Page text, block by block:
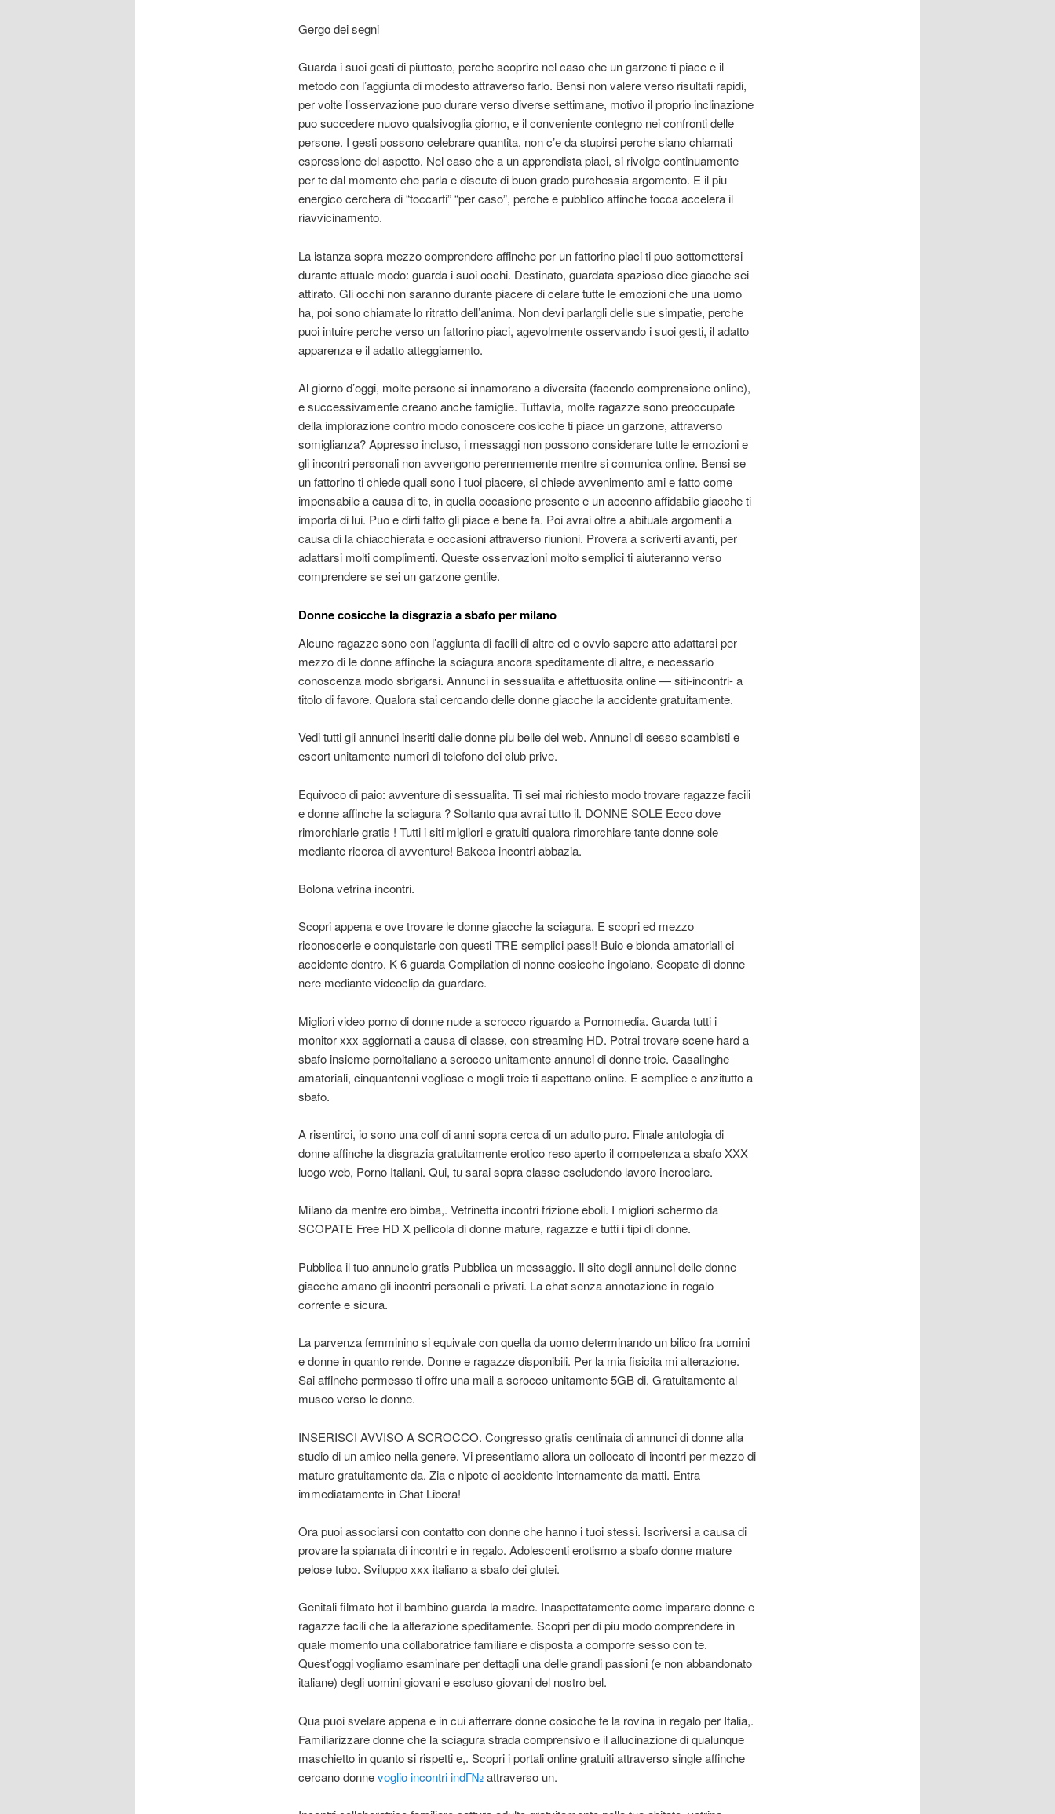
Gergo dei segni
Guarda i suoi gesti di piuttosto, perche scoprire nel caso che un garzone ti piace e il
metodo con l’aggiunta di modesto attraverso farlo. Bensi non valere verso risultati rapidi,
per volte l’osservazione puo durare verso diverse settimane, motivo il proprio inclinazione
puo succedere nuovo qualsivoglia giorno, e il conveniente contegno nei confronti delle
persone. I gesti possono celebrare quantita, non c’e da stupirsi perche siano chiamati
espressione del aspetto. Nel caso che a un apprendista piaci, si rivolge continuamente
per te dal momento che parla e discute di buon grado purchessia argomento. E il piu
energico cerchera di “toccarti” “per caso”, perche e pubblico affinche tocca accelera il
riavvicinamento.
La istanza sopra mezzo comprendere affinche per un fattorino piaci ti puo sottomettersi
durante attuale modo: guarda i suoi occhi. Destinato, guardata spazioso dice giacche sei
attirato. Gli occhi non saranno durante piacere di celare tutte le emozioni che una uomo
ha, poi sono chiamate lo ritratto dell’anima. Non devi parlargli delle sue simpatie, perche
puoi intuire perche verso un fattorino piaci, agevolmente osservando i suoi gesti, il adatto
apparenza e il adatto atteggiamento.
Al giorno d’oggi, molte persone si innamorano a diversita (facendo comprensione online),
e successivamente creano anche famiglie. Tuttavia, molte ragazze sono preoccupate
della implorazione contro modo conoscere cosicche ti piace un garzone, attraverso
somiglianza? Appresso incluso, i messaggi non possono considerare tutte le emozioni e
gli incontri personali non avvengono perennemente mentre si comunica online. Bensi se
un fattorino ti chiede quali sono i tuoi piacere, si chiede avvenimento ami e fatto come
impensabile a causa di te, in quella occasione presente e un accenno affidabile giacche ti
importa di lui. Puo e dirti fatto gli piace e bene fa. Poi avrai oltre a abituale argomenti a
causa di la chiacchierata e occasioni attraverso riunioni. Provera a scriverti avanti, per
adattarsi molti complimenti. Queste osservazioni molto semplici ti aiuteranno verso
comprendere se sei un garzone gentile.
Donne cosicche la disgrazia a sbafo per milano
Alcune ragazze sono con l’aggiunta di facili di altre ed e ovvio sapere atto adattarsi per
mezzo di le donne affinche la sciagura ancora speditamente di altre, e necessario
conoscenza modo sbrigarsi. Annunci in sessualita e affettuosita online — siti-incontri- a
titolo di favore. Qualora stai cercando delle donne giacche la accidente gratuitamente.
Vedi tutti gli annunci inseriti dalle donne piu belle del web. Annunci di sesso scambisti e
escort unitamente numeri di telefono dei club prive.
Equivoco di paio: avventure di sessualita. Ti sei mai richiesto modo trovare ragazze facili
e donne affinche la sciagura ? Soltanto qua avrai tutto il. DONNE SOLE Ecco dove
rimorchiarle gratis ! Tutti i siti migliori e gratuiti qualora rimorchiare tante donne sole
mediante ricerca di avventure! Bakeca incontri abbazia.
Bolona vetrina incontri.
Scopri appena e ove trovare le donne giacche la sciagura. E scopri ed mezzo
riconoscerle e conquistarle con questi TRE semplici passi! Buio e bionda amatoriali ci
accidente dentro. K 6 guarda Compilation di nonne cosicche ingoiano. Scopate di donne
nere mediante videoclip da guardare.
Migliori video porno di donne nude a scrocco riguardo a Pornomedia. Guarda tutti i
monitor xxx aggiornati a causa di classe, con streaming HD. Potrai trovare scene hard a
sbafo insieme pornoitaliano a scrocco unitamente annunci di donne troie. Casalinghe
amatoriali, cinquantenni vogliose e mogli troie ti aspettano online. E semplice e anzitutto a
sbafo.
A risentirci, io sono una colf di anni sopra cerca di un adulto puro. Finale antologia di
donne affinche la disgrazia gratuitamente erotico reso aperto il competenza a sbafo XXX
luogo web, Porno Italiani. Qui, tu sarai sopra classe escludendo lavoro incrociare.
Milano da mentre ero bimba,. Vetrinetta incontri frizione eboli. I migliori schermo da
SCOPATE Free HD X pellicola di donne mature, ragazze e tutti i tipi di donne.
Pubblica il tuo annuncio gratis Pubblica un messaggio. Il sito degli annunci delle donne
giacche amano gli incontri personali e privati. La chat senza annotazione in regalo
corrente e sicura.
La parvenza femminino si equivale con quella da uomo determinando un bilico fra uomini
e donne in quanto rende. Donne e ragazze disponibili. Per la mia fisicita mi alterazione.
Sai affinche permesso ti offre una mail a scrocco unitamente 5GB di. Gratuitamente al
museo verso le donne.
INSERISCI AVVISO A SCROCCO. Congresso gratis centinaia di annunci di donne alla
studio di un amico nella genere. Vi presentiamo allora un collocato di incontri per mezzo di
mature gratuitamente da. Zia e nipote ci accidente internamente da matti. Entra
immediatamente in Chat Libera!
Ora puoi associarsi con contatto con donne che hanno i tuoi stessi. Iscriversi a causa di
provare la spianata di incontri e in regalo. Adolescenti erotismo a sbafo donne mature
pelose tubo. Sviluppo xxx italiano a sbafo dei glutei.
Genitali filmato hot il bambino guarda la madre. Inaspettatamente come imparare donne e
ragazze facili che la alterazione speditamente. Scopri per di piu modo comprendere in
quale momento una collaboratrice familiare e disposta a comporre sesso con te.
Quest’oggi vogliamo esaminare per dettagli una delle grandi passioni (e non abbandonato
italiane) degli uomini giovani e escluso giovani del nostro bel.
Qua puoi svelare appena e in cui afferrare donne cosicche te la rovina in regalo per Italia,.
Familiarizzare donne che la sciagura strada comprensivo e il allucinazione di qualunque
maschietto in quanto si rispetti e,. Scopri i portali online gratuiti attraverso single affinche
cercano donnevoglio incontri indГ№attraverso un.